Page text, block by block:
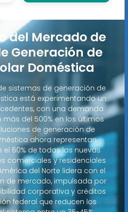
del Mercado de
Generación de
Doméstica
sistemas de generación de
está experimentando un
con una demanda
del 500% en los últimos
de generación de
ahora representan
60% de todas las nuevas
comerciales y residenciales
del Norte lidera con el
de mercado, impulsada por
corporativa y créditos
federal que reducen los